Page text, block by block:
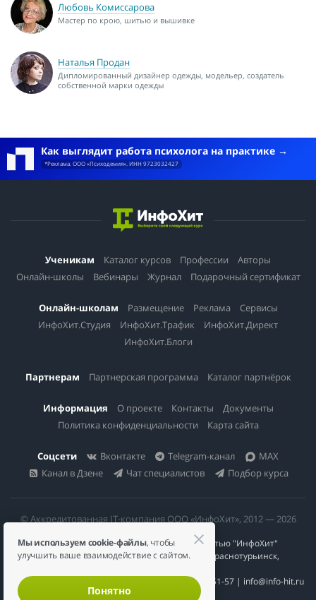
Любовь Комиссарова
Мастер по крою, шитью и вышивке
Наталья Продан
Дипломированный дизайнер одежды, модельер, создатель
собственной марки одежды
Как выглядит работа психолога на практике
*Реклама. ООО «Психодемия». ИНН 9723032427
Ученикам Каталог курсов Профессии
Авторы
Онлайн-школы
Вебинары Журнал Подарочный сертификат
Онлайн-школам Размещение Реклама
Сервисы
ИнфоХит.Студия
ИнфоХит.Трафик
ИнфоХит.Директ
ИнфоХит.Блоги
Партнерам Партнерская программа Каталог партнёрок
Информация О проекте Контакты
Документы
Политика конфиденциальности
Карта сайта
Соцсети Вконтакте Telegram-канал
MAX
Канал в Дзене
Чат специалистов Подбор курса
© Аккредитованная IT-компания ООО «ИнфоХит», 2012 — 2026
Общество с ограниченной ответственностью "ИнфоХит"
624446, Россия, Свердловская область, г. Краснотурьинск,
ИНН 6617023200 | КПП 661701001 | +7 984 888-51-57 | info@info-hit.ru
Мы используем cookie-файлы, чтобы
улучшить ваше взаимодействие с сайтом.
Понятно